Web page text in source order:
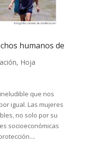
humanos de
, Hoja
que nos
igual. Las mujeres
no solo por su
socioeconómicas